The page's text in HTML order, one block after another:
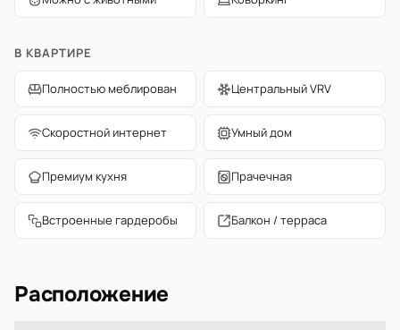
В КВАРТИРЕ
Полностью меблирован Центральный VRV
Скоростной интернет Умный дом
Премиум кухня Прачечная
Встроенные гардеробы Балкон / терраса
Расположение